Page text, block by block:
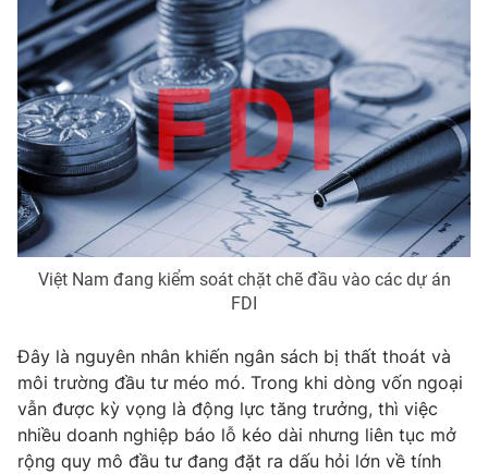
Thế giới đó đây
Câu chuyện quốc tế
Tài chính
Thị trường
Góc doanh nghiệp
Dữ liệu và đời sống
Truyền hình
Phim VTV
Hậu trường
Nhân vật
Khán giả
Giải trí
Điện ảnh
Đời sống
Du lịch
Chất lượng cuộc sống
Tuyển sinh
Học trực tuyến
Công nghệ
Hitech Công nghệ tương lai
Sản phẩm
Giao lưu trực tuyến
Việt Nam đang kiểm soát chặt chẽ đầu vào các dự án
FDI
Đây là nguyên nhân khiến ngân sách bị thất thoát và
môi trường đầu tư méo mó. Trong khi dòng vốn ngoại
vẫn được kỳ vọng là động lực tăng trưởng, thì việc
nhiều doanh nghiệp báo lỗ kéo dài nhưng liên tục mở
rộng quy mô đầu tư đang đặt ra dấu hỏi lớn về tính